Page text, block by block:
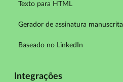
Texto para HTML
Gerador de assinatura manuscrita
Baseado no LinkedIn
Integrações